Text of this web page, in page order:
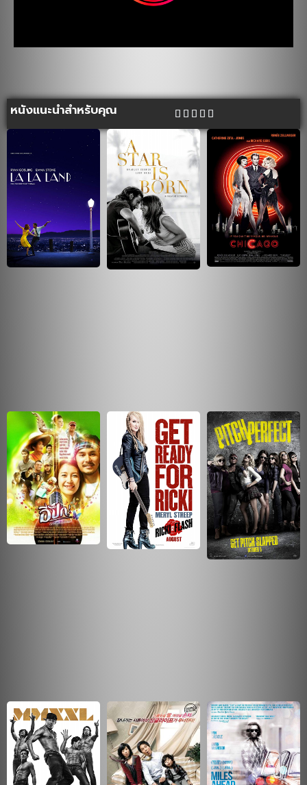
หนังแนะนำสำหรับคุณ     